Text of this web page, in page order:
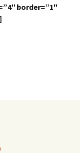
border=”1″